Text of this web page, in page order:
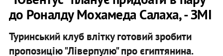
до Роналду Мохамеда Салаха, - ЗМІ
Туринський клуб влітку готовий зробити
пропозицію "Ліверпулю" про єгиптянина.